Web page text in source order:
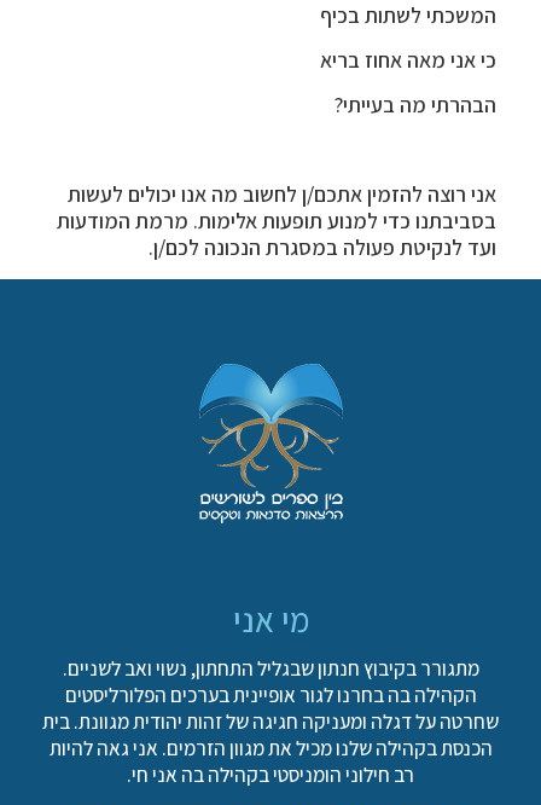
המשכתי לשתות בכיף
כי אני מאה אחוז בריא
הבהרתי מה בעייתי?
אני רוצה להזמין אתכם/ן לחשוב מה אנו יכולים לעשות
בסביבתנו כדי למנוע תופעות אלימות. מרמת המודעות
ועד לנקיטת פעולה במסגרת הנכונה לכם/ן.
מי אני
מתגורר בקיבוץ חנתון שבגליל התחתון, נשוי ואב לשניים.
הקהילה בה בחרנו לגור אופיינית בערכים הפלורליסטים
שחרטה על דגלה ומעניקה חגיגה של זהות יהודית מגוונת. בית
הכנסת בקהילה שלנו מכיל את מגוון הזרמים. אני גאה להיות
רב חילוני הומניסטי בקהילה בה אני חי.